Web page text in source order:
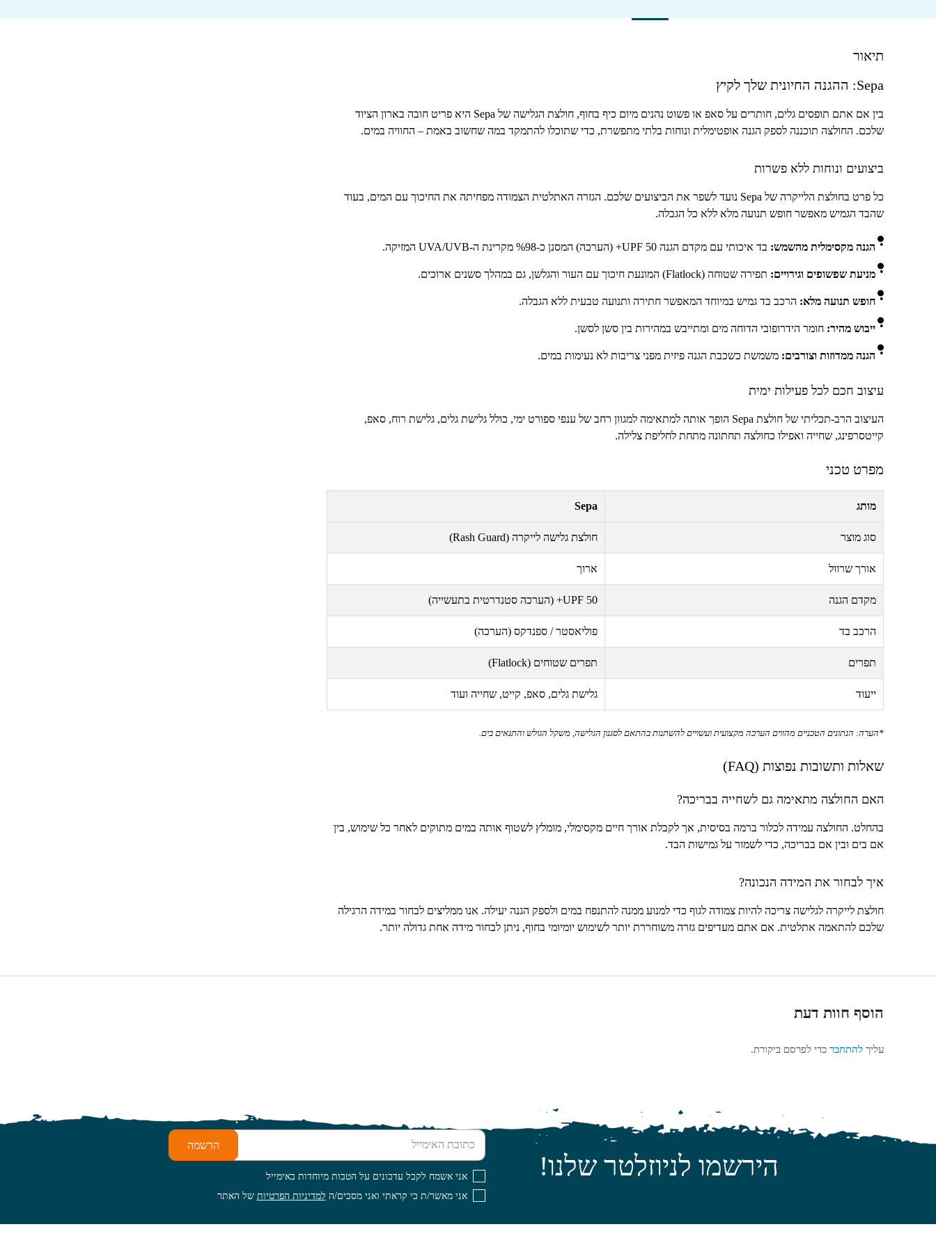
תיאור
Sepa: ההגנה החיונית שלך לקיץ
בין אם אתם תופסים גלים, חותרים על סאפ או פשוט נהנים מיום כיף בחוף, חולצת הגלישה של Sepa היא פריט חובה בארון הציוד
שלכם. החולצה תוכננה לספק הגנה אופטימלית ונוחות בלתי מתפשרת, כדי שתוכלו להתמקד במה שחשוב באמת – החוויה במים.
ביצועים ונוחות ללא פשרות
כל פרט בחולצת הלייקרה של Sepa נועד לשפר את הביצועים שלכם. הגזרה האתלטית הצמודה מפחיתה את החיכוך עם המים, בעוד
שהבד הגמיש מאפשר חופש תנועה מלא ללא כל הגבלה.
הגנה מקסימלית מהשמש: בד איכותי עם מקדם הגנה UPF 50+ (הערכה) המסנן כ-98% מקרינת ה-UVA/UVB המזיקה.
מניעת שפשופים וגירויים: תפירה שטוחה (Flatlock) המונעת חיכוך עם העור והגלשן, גם במהלך סשנים ארוכים.
חופש תנועה מלא: הרכב בד גמיש במיוחד המאפשר חתירה ותנועה טבעית ללא הגבלה.
ייבוש מהיר: חומר הידרופובי הדוחה מים ומתייבש במהירות בין סשן לסשן.
הגנה ממדוזות וצורבים: משמשת כשכבת הגנה פיזית מפני צריבות לא נעימות במים.
עיצוב חכם לכל פעילות ימית
העיצוב הרב-תכליתי של חולצת Sepa הופך אותה למתאימה למגוון רחב של ענפי ספורט ימי, כולל גלישת גלים, גלישת רוח, סאפ,
קייטסרפינג, שחייה ואפילו כחולצה תחתונה מתחת לחליפת צלילה.
מפרט טכני
מותג Sepa
סוג מוצר חולצת גלישה לייקרה (Rash Guard
)
אורך שרוול ארוך
מקדם הגנה UPF 50+ (הערכה סטנדרטית בתעשייה)
הרכב בד פוליאסטר / ספנדקס (הערכה)
תפרים תפרים שטוחים (Flatlock
)
ייעוד גלישת גלים, סאפ, קייט, שחייה ועוד
*הערה: הנתונים הטכניים מהווים הערכה מקצועית ועשויים להשתנות בהתאם לסגנון הגלישה, משקל הגולש והתנאים בים.
שאלות ותשובות נפוצות (FAQ
)
האם החולצה מתאימה גם לשחייה בבריכה?
בהחלט. החולצה עמידה לכלור ברמה בסיסית, אך לקבלת אורך חיים מקסימלי, מומלץ לשטוף אותה במים מתוקים לאחר כל שימוש, בין
אם בים ובין אם בבריכה, כדי לשמור על גמישות הבד.
איך לבחור את המידה הנכונה?
חולצת לייקרה לגלישה צריכה להיות צמודה לגוף כדי למנוע ממנה להתנפח במים ולספק הגנה יעילה. אנו ממליצים לבחור במידה הרגילה
שלכם להתאמה אתלטית. אם אתם מעדיפים גזרה משוחררת יותר לשימוש יומיומי בחוף, ניתן לבחור מידה אחת גדולה יותר.
הוסף חוות דעת
עליך להתחבר כדי לפרסם ביקורת.
הירשמו לניוזלטר שלנו!
כתובת האימייל
הרשמה
אני אשמח לקבל עדכונים על הטבות מיוחדות באימייל
אני מאשר/ת כי קראתי ואני מסכים/ה למדיניות הפרטיות של האתר